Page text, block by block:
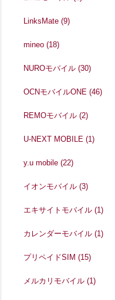
LinksMate(9)
mineo(18)
NUROモバイル(30)
OCNモバイルONE(46)
REMOモバイル(2)
U-NEXT MOBILE(1)
y.u mobile(22)
イオンモバイル(3)
エキサイトモバイル(1)
カレンダーモバイル(1)
プリペイドSIM(15)
メルカリモバイル(1)